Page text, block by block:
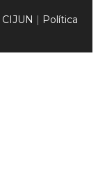
CIJUN | Política